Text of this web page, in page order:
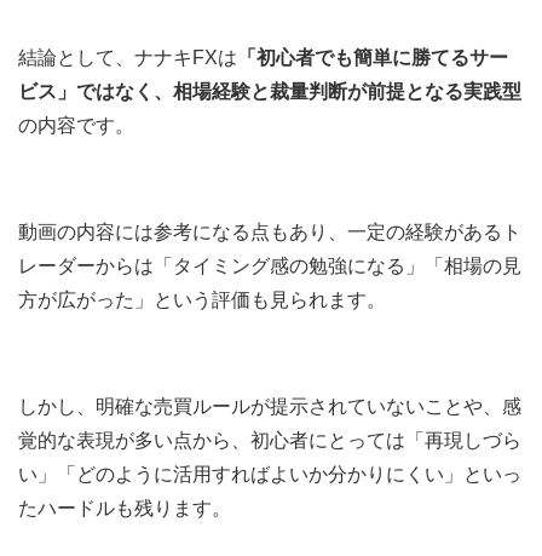
結論として、ナナキFXは 「初心者でも簡単に勝てるサー
ビス」ではなく、相場経験と裁量判断が前提となる実践型
の内容です。
動画の内容には参考になる点もあり、一定の経験があるト
レーダーからは「タイミング感の勉強になる」「相場の見
方が広がった」という評価も見られます。
しかし、明確な売買ルールが提示されていないことや、感
覚的な表現が多い点から、初心者にとっては「再現しづら
い」「どのように活用すればよいか分かりにくい」といっ
たハードルも残ります。